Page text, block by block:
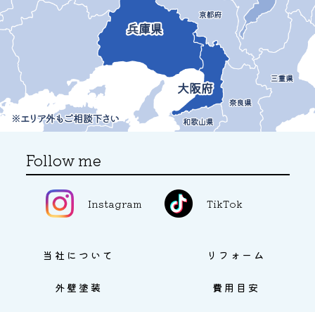
Follow me
Instagram TikTok
当社について リフォーム
外壁塗装 費用目安